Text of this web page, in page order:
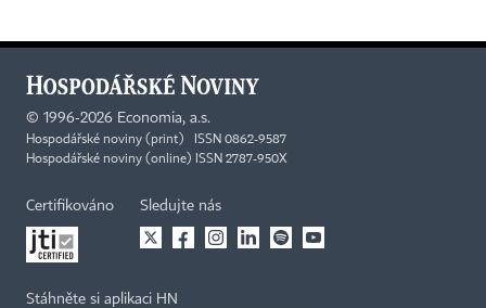
© 1996-2026 Economia, a.s.
Hospodářské noviny (print) ISSN 0862-9587
Hospodářské noviny (online) ISSN 2787-950X
Certifikováno Sledujte nás
Stáhněte si aplikaci HN